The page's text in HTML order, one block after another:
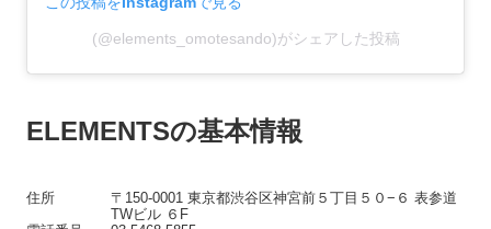
(@elements_omotesando)がシェアした投稿
ELEMENTSの基本情報
住所
〒150-0001 東京都渋谷区神宮前５丁目５０−６ 表参道
TWビル ６F